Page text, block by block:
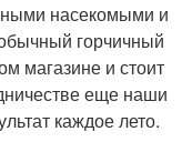
насекомыми и
горчичный
магазине и стоит
еще наши
каждое лето.